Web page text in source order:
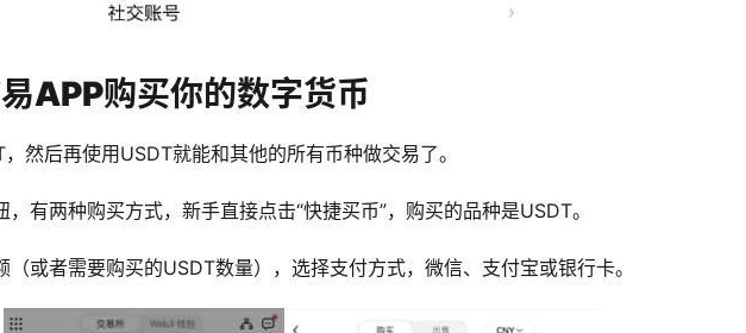
APP购买你的数字货币
然后再使用USDT就能和其他的所有币种做交易了。
有两种购买方式，新手直接点击“快捷买币”，购买的品种是USDT。
（或者需要购买的USDT数量），选择支付方式，微信、支付宝或银行卡。